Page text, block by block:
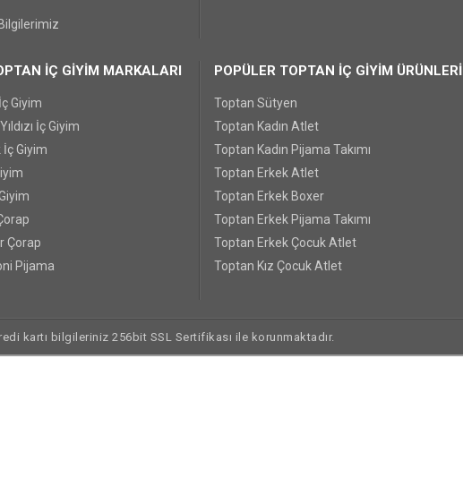
İÇ GİYİM MARKALARI
Giyim
İç Giyim
Giyim
Çorap
Pijama
POPÜLER TOPTAN İÇ GİYİM ÜRÜNLERİ
Toptan Sütyen
Toptan Kadın Atlet
Toptan Kadın Pijama Takımı
Toptan Erkek Atlet
Toptan Erkek Boxer
Toptan Erkek Pijama Takımı
Toptan Erkek Çocuk Atlet
Toptan Kız Çocuk Atlet
kartı bilgileriniz 256bit SSL Sertifikası ile korunmaktadır.